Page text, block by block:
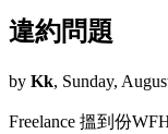
違約問題
by Kk, Sunday,
Freelance 搵到份